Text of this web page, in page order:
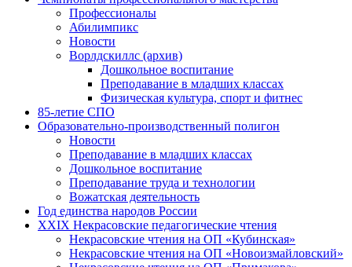
Профессионалы
Абилимпикс
Новости
Ворлдскиллс (архив)
Дошкольное воспитание
Преподавание в младших классах
Физическая культура, спорт и фитнес
85-летие СПО
Образовательно-производственный полигон
Новости
Преподавание в младших классах
Дошкольное воспитание
Преподавание труда и технологии
Вожатская деятельность
Год единства народов России
XXIX Некрасовские педагогические чтения
Некрасовские чтения на ОП «Кубинская»
Некрасовские чтения на ОП «Новоизмайловский»